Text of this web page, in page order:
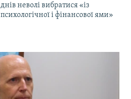
днів неволі вибратися «із
психологічної і фінансової ями»